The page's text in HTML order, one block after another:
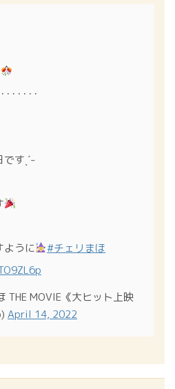
･･････
すˎˊ˗
ように
#チェリまほ
THE MOVIE《大ヒット上映
April 14, 2022